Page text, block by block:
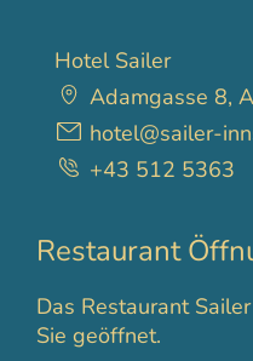
Hotel Sailer
Adamgasse 8,
hotel@sailer-
+43 512 5363
Restaurant
Das Restaurant
Sie geöffnet.